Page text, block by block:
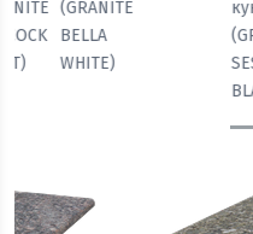
(GRANITE
BROWN)
LIGHT)